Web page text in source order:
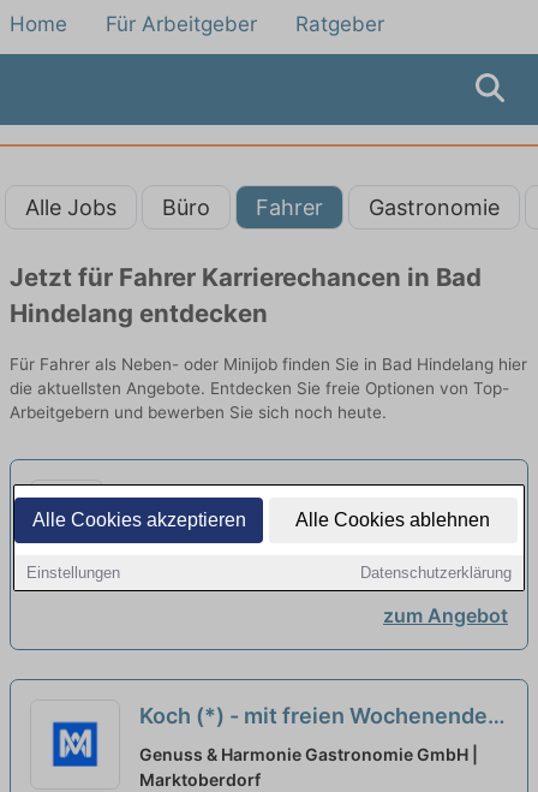
Alle Cookies akzeptieren Alle Cookies ablehnen
Einstellungen Datenschutzerklärung
Home Für Arbeitgeber Ratgeber
Alle Jobs Büro Fahrer Gastronomie
Jetzt für Fahrer Karrierechancen in Bad
Hindelang entdecken
Für Fahrer als Neben- oder Minijob finden Sie in Bad Hindelang hier
die aktuellsten Angebote. Entdecken Sie freie Optionen von Top-
Arbeitgebern und bewerben Sie sich noch heute.
Koch (*) - mit freien Wochenenden
neu
Genuss & Harmonie Gastronomie GmbH |
zum Angebot
Koch (*) - mit freien Wochenenden
neu
Genuss & Harmonie Gastronomie GmbH |
Marktoberdorf